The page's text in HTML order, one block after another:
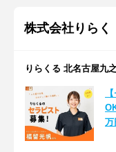
株式会社りらく
りらくる 北名古屋九
万